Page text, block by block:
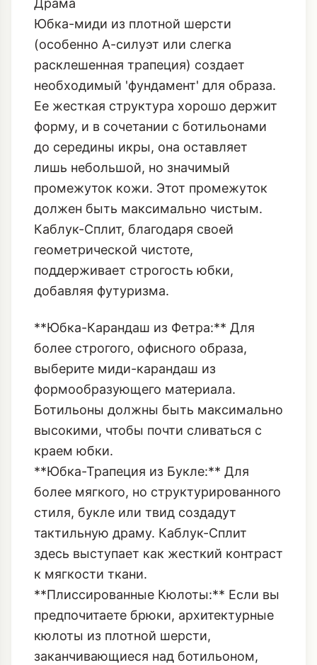
Драма
Юбка-миди из плотной шерсти
(особенно А-силуэт или слегка
расклешенная трапеция) создает
необходимый 'фундамент' для образа.
Ее жесткая структура хорошо держит
форму, и в сочетании с ботильонами
до середины икры, она оставляет
лишь небольшой, но значимый
промежуток кожи. Этот промежуток
должен быть максимально чистым.
Каблук-Сплит, благодаря своей
геометрической чистоте,
поддерживает строгость юбки,
добавляя футуризма.
**Юбка-Карандаш из Фетра:** Для
более строгого, офисного образа,
выберите миди-карандаш из
формообразующего материала.
Ботильоны должны быть максимально
высокими, чтобы почти сливаться с
краем юбки.
**Юбка-Трапеция из Букле:** Для
более мягкого, но структурированного
стиля, букле или твид создадут
тактильную драму. Каблук-Сплит
здесь выступает как жесткий контраст
к мягкости ткани.
**Плиссированные Кюлоты:** Если вы
предпочитаете брюки, архитектурные
кюлоты из плотной шерсти,
заканчивающиеся над ботильоном,